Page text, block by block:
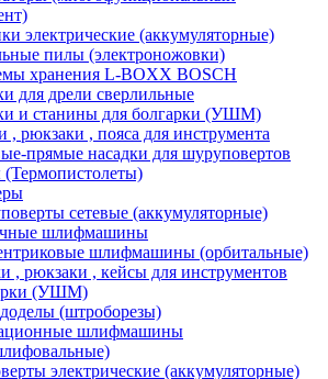
электрические (аккумуляторные)
пилы (электроножовки)
хранения L-BOXX BOSCH
для дрели сверлильные
и станины для болгарки (УШМ)
, рюкзаки , пояса для инструмента
прямые насадки для шуруповертов
сетевые (аккумуляторные)
шлифмашины
шлифмашины (орбитальные)
, рюкзаки , кейсы для инструментов
(УШМ)
(штроборезы)
шлифмашины
электрические (аккумуляторные)